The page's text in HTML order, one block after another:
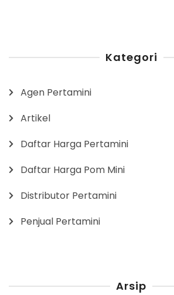
Kategori
Agen Pertamini
Artikel
Daftar Harga Pertamini
Daftar Harga Pom Mini
Distributor Pertamini
Penjual Pertamini
Arsip